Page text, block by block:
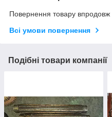
Повернення товару впродовж
Всі умови повернення
Подібні товари компанії